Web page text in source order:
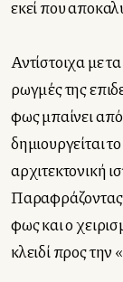
εκεί που
Αντίστοιχα με
ρωγμές της
φως μπαίνει από
δημιουργείται
αρχιτεκτονική
Παραφράζοντας
φως και ο
κλειδί προς